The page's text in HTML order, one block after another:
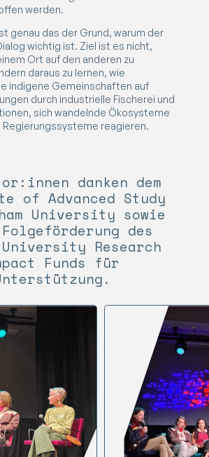
werden.
genau das der Grund, warum der
wichtig ist. Ziel ist es nicht,
Ort auf den anderen zu
daraus zu lernen, wie
indigene Gemeinschaften auf
durch industrielle Fischerei und
sich wandelnde Ökosysteme
Regierungssysteme reagieren.
danken dem
of Advanced Study
University sowie
des
University Research
Funds für